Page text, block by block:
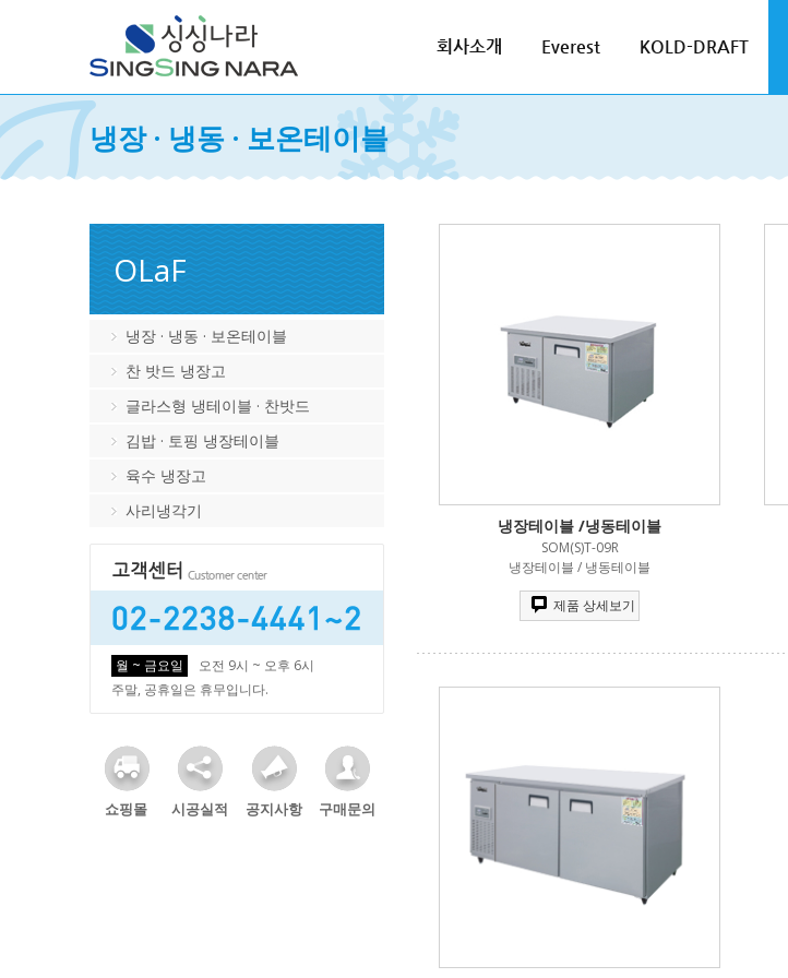
회사소개 Everest KOLD-DRAFT
냉장 · 냉동 · 보온테이블
OLaF
냉장 · 냉동 · 보온테이블
찬 밧드 냉장고
글라스형 냉테이블 · 찬밧드
김밥 · 토핑 냉장테이블
육수 냉장고
사리냉각기
월 ~ 금요일
오전 9시 ~ 오후 6시
주말, 공휴일은 휴무입니다.
쇼핑몰 시공실적 공지사항 구매문의
냉장테이블 /냉동테이블
SOM(S)T-09R
냉장테이블 / 냉동테이블
제품 상세보기